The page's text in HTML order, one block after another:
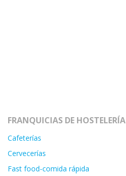
FRANQUICIAS DE HOSTELERÍA
Cafeterías
Cervecerías
Fast food-comida rápida